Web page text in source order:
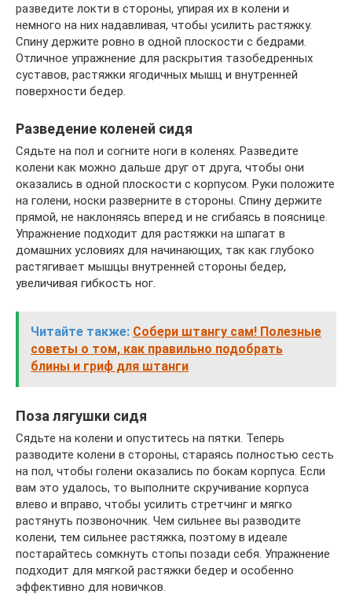
разведите локти в стороны, упирая их в колени и
немного на них надавливая, чтобы усилить растяжку.
Спину держите ровно в одной плоскости с бедрами.
Отличное упражнение для раскрытия тазобедренных
суставов, растяжки ягодичных мышц и внутренней
поверхности бедер.
Разведение коленей сидя
Сядьте на пол и согните ноги в коленях. Разведите
колени как можно дальше друг от друга, чтобы они
оказались в одной плоскости с корпусом. Руки положите
на голени, носки разверните в стороны. Спину держите
прямой, не наклоняясь вперед и не сгибаясь в пояснице.
Упражнение подходит для растяжки на шпагат в
домашних условиях для начинающих, так как глубоко
растягивает мышцы внутренней стороны бедер,
увеличивая гибкость ног.
Читайте также: Собери штангу сам! Полезные
советы о том, как правильно подобрать
блины и гриф для штанги
Поза лягушки сидя
Сядьте на колени и опуститесь на пятки. Теперь
разводите колени в стороны, стараясь полностью сесть
на пол, чтобы голени оказались по бокам корпуса. Если
вам это удалось, то выполните скручивание корпуса
влево и вправо, чтобы усилить стретчинг и мягко
растянуть позвоночник. Чем сильнее вы разводите
колени, тем сильнее растяжка, поэтому в идеале
постарайтесь сомкнуть стопы позади себя. Упражнение
подходит для мягкой растяжки бедер и особенно
эффективно для новичков.